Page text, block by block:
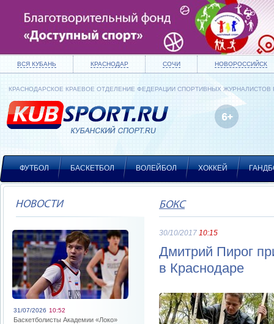
ВСЯ КУБАНЬ КРАСНОДАР СОЧИ НОВОРОССИЙСК
КРАСНОДАРСКОЕ КРАЕВОЕ ОТДЕЛЕНИЕ ФЕДЕРАЦИИ СПОРТИВНЫХ ЖУРНАЛИСТОВ
ФУТБОЛ БАСКЕТБОЛ ВОЛЕЙБОЛ ХОККЕЙ
НОВОСТИ
31/07/2026 10:52
Баскетболисты Академии «Локо»
БОКС
30/10/2017 10:15
Дмитрий Пирог
в Краснодаре